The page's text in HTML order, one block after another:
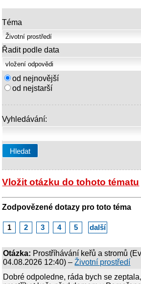
Téma
Řadit podle data
od nejnovější
od nejstarší
Vyhledávání:
Vložit otázku do tohoto tématu
Zodpovězené dotazy pro toto téma
1 2 3 4 5 další
Otázka: Prostříhávání keřů a stromů (
04.08.2026 12:40) –Životní prostředí
Dobré odpoledne, ráda bych se